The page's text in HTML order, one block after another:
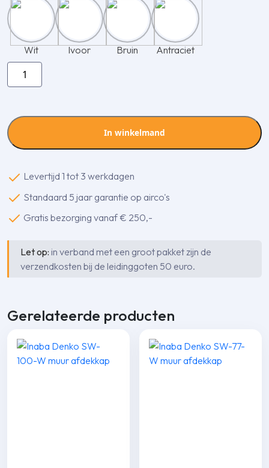
Wit Ivoor Bruin
Antraciet
Inaba
Denko
K
verbin­
In winkelmand
Levertijd 1 tot 3 werkdagen
Standaard 5 jaar garantie op airco's
Gratis bezorging vanaf € 250,-
Let op: in verband met een groot pakket zijn de
verzendkosten bij de leidinggoten 50 euro.
Gerelateerde producten